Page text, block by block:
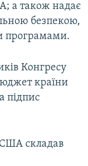
а також надає
безпекою,
програмами.
Конгресу
країни
підпис
складав